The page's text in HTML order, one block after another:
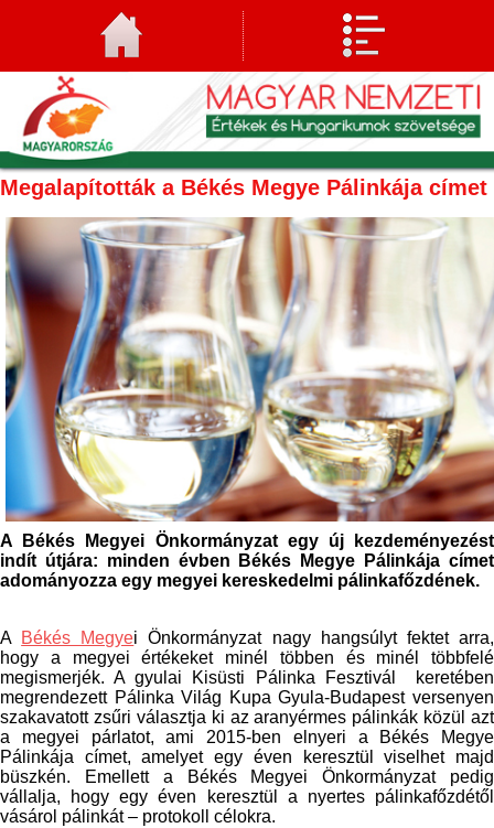
Megalapították a Békés Megye Pálinkája címet
A Békés Megyei Önkormányzat egy új kezdeményezést
indít útjára: minden évben Békés Megye Pálinkája címet
adományozza egy megyei kereskedelmi pálinkafőzdének.
A Békés Megyei Önkormányzat nagy hangsúlyt fektet arra,
hogy a megyei értékeket minél többen és minél többfelé
megismerjék. A gyulai Kisüsti Pálinka Fesztivál keretében
megrendezett Pálinka Világ Kupa Gyula-Budapest versenyen
szakavatott zsűri választja ki az aranyérmes pálinkák közül azt
a megyei párlatot, ami 2015-ben elnyeri a Békés Megye
Pálinkája címet, amelyet egy éven keresztül viselhet majd
büszkén. Emellett a Békés Megyei Önkormányzat pedig
vállalja, hogy egy éven keresztül a nyertes pálinkafőzdétől
vásárol pálinkát – protokoll célokra.